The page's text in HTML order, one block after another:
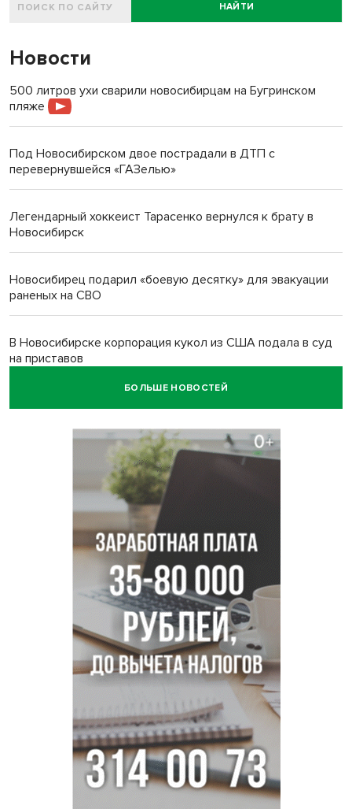
НАЙТИ
Новости
500 литров ухи сварили новосибирцам на Бугринском
пляже
Под Новосибирском двое пострадали в ДТП с
перевернувшейся «ГАЗелью»
Легендарный хоккеист Тарасенко вернулся к брату в
Новосибирск
Новосибирец подарил «боевую десятку» для эвакуации
раненых на СВО
В Новосибирске корпорация кукол из США подала в суд
на приставов
БОЛЬШЕ НОВОСТЕЙ